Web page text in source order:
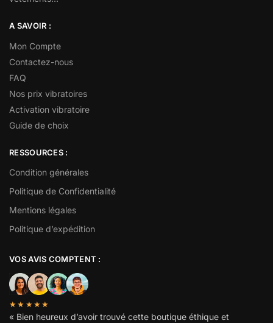
A SAVOIR :
Mon Compte
Contactez-nous
FAQ
Nos prix vibratoires
Activation vibratoire
Guide de choix
RESSOURCES :
Condition générales
Politique de Confidentialité
Mentions légales
Politique d’expédition
VOS AVIS COMPTENT :
★★★★★
« Bien heureux d’avoir trouvé cette boutique éthique et